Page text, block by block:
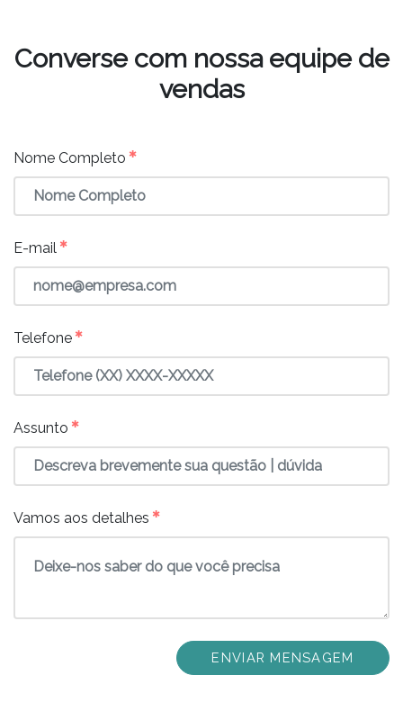
Converse com nossa equipe de
vendas
Nome Completo ✱
E-mail ✱
Telefone ✱
Assunto ✱
Vamos aos detalhes ✱